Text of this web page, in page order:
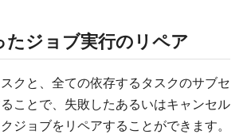
たジョブ実行のリペア
クと、全ての依存するタスクのサブセ
ことで、失敗したあるいはキャンセル
ジョブをリペアすることができます。